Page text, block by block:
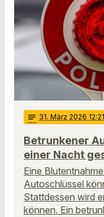
notes 31. März 2026 12:21
Betrunkener
einer Nacht
Eine
Autoschlüssel
Stattdessen wird
können. Ein